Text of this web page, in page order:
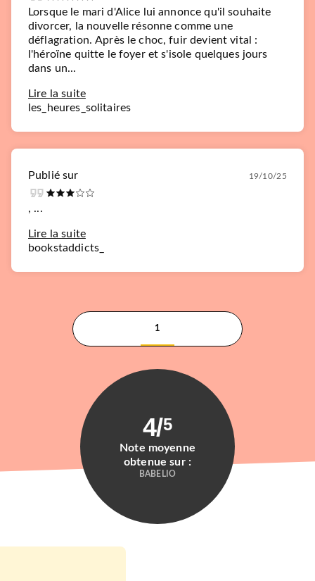
RÉCOMPENSÉ
Bérénice Pichat
Lorsque le mari d'Alice lui annonce qu'il souhaite
divorcer, la nouvelle résonne comme une
déflagration. Après le choc, fuir devient vital :
l'héroïne quitte le foyer et s'isole quelques jours
dans un...
Lire la suite
les_heures_solitaires
Publié sur 19/10/25
, ...
Lire la suite
bookstaddicts_
1
4/5
Note moyenne
obtenue sur :
BABELIO